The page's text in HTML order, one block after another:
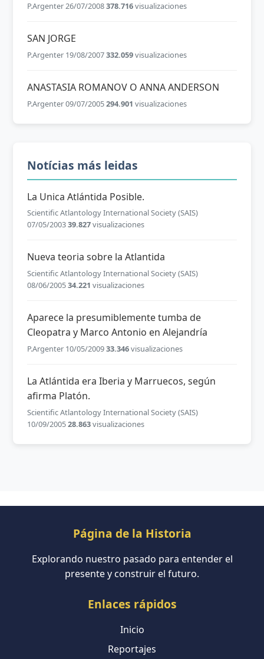
P.Argenter 26/07/2008378.716visualizaciones
SAN JORGE
P.Argenter 19/08/2007332.059visualizaciones
ANASTASIA ROMANOV O ANNA ANDERSON
P.Argenter 09/07/2005294.901 visualizaciones
Notícias más leidas
La Unica Atlántida Posible.
Scientific Atlantology International Society (SAIS)
07/05/200339.827visualizaciones
Nueva teoria sobre la Atlantida
Scientific Atlantology International Society (SAIS)
08/06/200534.221 visualizaciones
Aparece la presumiblemente tumba de
Cleopatra y Marco Antonio en Alejandría
P.Argenter 10/05/200933.346visualizaciones
La Atlántida era Iberia y Marruecos, según
afirma Platón.
Scientific Atlantology International Society (SAIS)
10/09/200528.863visualizaciones
Página de la Historia
Explorando nuestro pasado para entender el
presente y construir el futuro.
Enlaces rápidos
Inicio
Reportajes